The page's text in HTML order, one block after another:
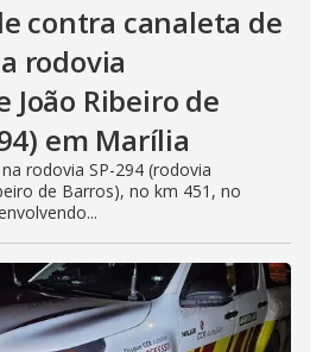
contra canaleta de
rodovia
João Ribeiro de
em Marília
rodovia SP-294 (rodovia
de Barros), no km 451, no